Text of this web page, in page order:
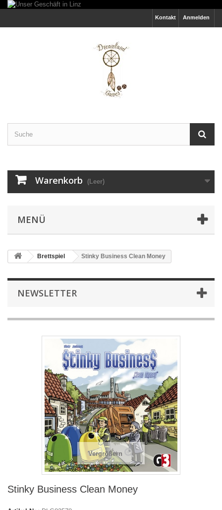
Anmelden
Kontakt
Warenkorb (Leer)
MENÜ
Brettspiel Stinky Business Clean Money
NEWSLETTER
Vergrößern
Stinky Business Clean Money